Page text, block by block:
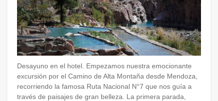
Desayuno en el hotel. Empezamos nuestra emocionante
excursión por el Camino de Alta Montaña desde Mendoza,
recorriendo la famosa Ruta Nacional N°7 que nos guía a
través de paisajes de gran belleza. La primera parada,